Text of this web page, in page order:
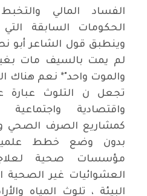
الفساد المالي
الحكومات السابقة التي
وينطبق قول الشاعر أبو
لم يمت بالسيف مات
والموت واحد"* نعم هناك
تجعل ن التلوث
واقتصادية واجتماعية
كمشاريع الصرف الصحي
بدون وضع خطط علمية
مؤسسات صحية
العشوائيات غير الصحية
البيئة ، تلوث المياه